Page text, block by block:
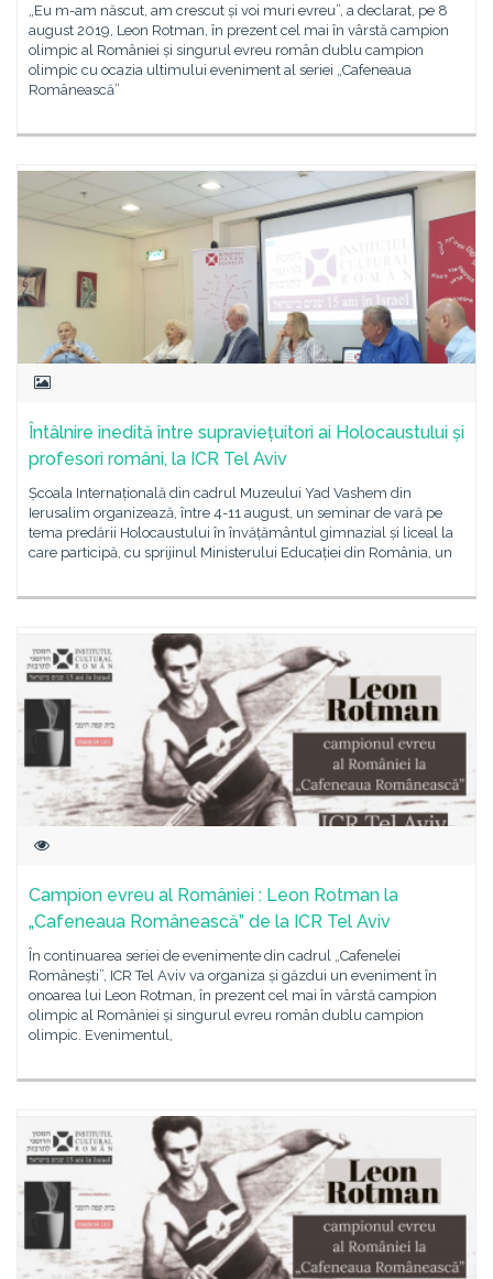
„Eu m-am născut, am crescut și voi muri evreu”, a declarat, pe 8
august 2019, Leon Rotman, în prezent cel mai în vârstă campion
olimpic al României și singurul evreu român dublu campion
olimpic cu ocazia ultimului eveniment al seriei „Cafeneaua
Românească”
Întâlnire inedită între supraviețuitori ai Holocaustului și
profesori români, la ICR Tel Aviv
Școala Internațională din cadrul Muzeului Yad Vashem din
Ierusalim organizează, între 4-11 august, un seminar de vară pe
tema predării Holocaustului în învățământul gimnazial și liceal la
care participă, cu sprijinul Ministerului Educației din România, un
Campion evreu al României : Leon Rotman la
„Cafeneaua Românească” de la ICR Tel Aviv
În continuarea seriei de evenimente din cadrul „Cafenelei
Românești”, ICR Tel Aviv va organiza și găzdui un eveniment în
onoarea lui Leon Rotman, în prezent cel mai în vârstă campion
olimpic al României și singurul evreu român dublu campion
olimpic. Evenimentul,